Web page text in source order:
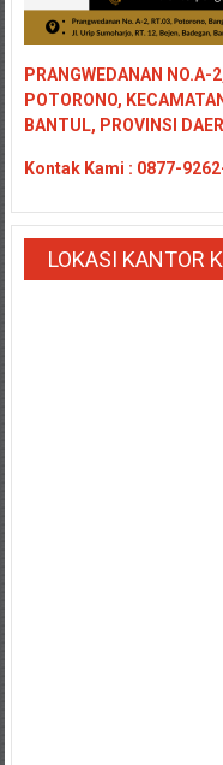
Bukittinggi/
Padang
panjang/
Kayutanam/
Baso/
Payakumbung/
pati/
Sarilamak/
Hulu
PRANGWEDANAN NO.A-
POTORONO,
BANTUL, PROVINSI
Kontak Kami : 0877-
LOKASI KANTOR